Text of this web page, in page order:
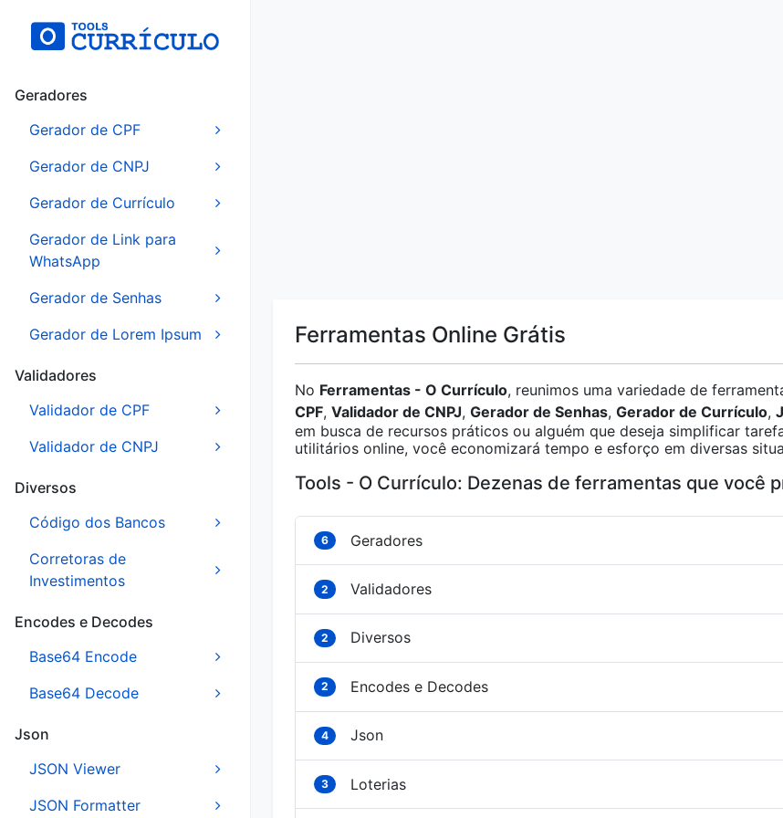
Geradores
Gerador de CPF
Gerador de CNPJ
Gerador de Currículo
Gerador de Link para
WhatsApp
Gerador de Senhas
Gerador de Lorem Ipsum
Validadores
Validador de CPF
Validador de CNPJ
Diversos
Código dos Bancos
Corretoras de
Investimentos
Encodes e Decodes
Base64 Encode
Base64 Decode
Json
JSON Viewer
JSON Formatter
Ferramentas Online Grátis
No Ferramentas - O Currículo, reunimos uma variedade de
CPF, Validador de CNPJ, Gerador de Senhas, Gerador de Currículo,
em busca de recursos práticos ou alguém que deseja simplificar
utilitários online, você economizará tempo e esforço em diversas
Tools - O Currículo: Dezenas de ferramentas que você
6 Geradores
2 Validadores
2 Diversos
2 Encodes e Decodes
4 Json
3 Loterias